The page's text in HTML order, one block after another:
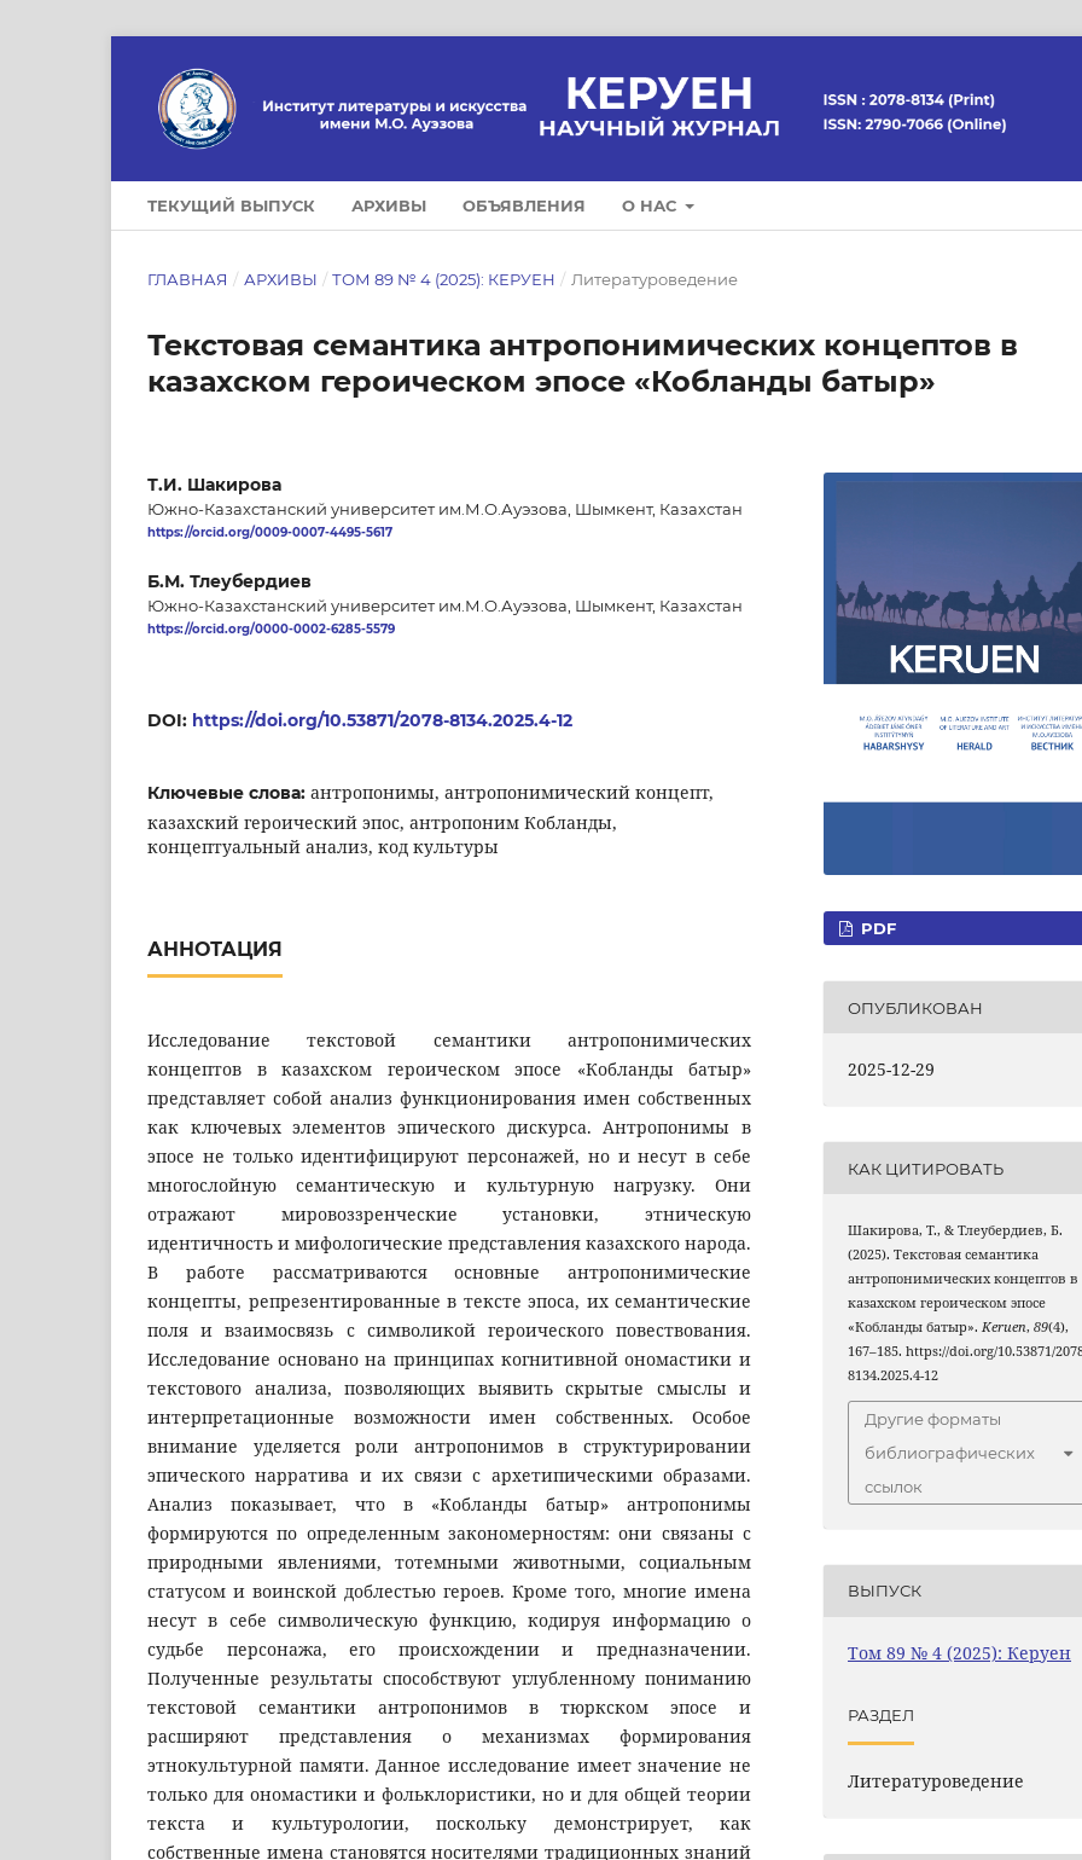
ТЕКУЩИЙ ВЫПУСК АРХИВЫ ОБЪЯВЛЕНИЯ О НАС
ГЛАВНАЯ / АРХИВЫ / ТОМ 89 № 4 (2025): КЕРУЕН / Литературоведение
Текстовая семантика антропонимических концептов в
казахском героическом эпосе «Кобланды батыр»
Т.И. Шакирова
Южно-Казахстанский университет им.М.О.Ауэзова, Шымкент, Казахстан
https://orcid.org/0009-0007-4495-5617
Б.М. Тлеубердиев
Южно-Казахстанский университет им.М.О.Ауэзова, Шымкент, Казахстан
https://orcid.org/0000-0002-6285-5579
DOI: https://doi.org/10.53871/2078-8134.2025.4-12
Ключевые слова: антропонимы, антропонимический концепт,
казахский героический эпос, антропоним Кобланды,
концептуальный анализ, код культуры
АННОТАЦИЯ
Исследование текстовой семантики антропонимических
концептов в казахском героическом эпосе «Кобланды батыр»
представляет собой анализ функционирования имен собственных
как ключевых элементов эпического дискурса. Антропонимы в
эпосе не только идентифицируют персонажей, но и несут в себе
многослойную семантическую и культурную нагрузку. Они
отражают мировоззренческие установки, этническую
идентичность и мифологические представления казахского народа.
В работе рассматриваются основные антропонимические
концепты, репрезентированные в тексте эпоса, их семантические
поля и взаимосвязь с символикой героического повествования.
Исследование основано на принципах когнитивной ономастики и
текстового анализа, позволяющих выявить скрытые смыслы и
интерпретационные возможности имен собственных. Особое
внимание уделяется роли антропонимов в структурировании
эпического нарратива и их связи с архетипическими образами.
Анализ показывает, что в «Кобланды батыр» антропонимы
формируются по определенным закономерностям: они связаны с
природными явлениями, тотемными животными, социальным
статусом и воинской доблестью героев. Кроме того, многие имена
несут в себе символическую функцию, кодируя информацию о
судьбе персонажа, его происхождении и предназначении.
Полученные результаты способствуют углубленному пониманию
текстовой семантики антропонимов в тюркском эпосе и
расширяют представления о механизмах формирования
этнокультурной памяти. Данное исследование имеет значение не
только для ономастики и фольклористики, но и для общей теории
текста и культурологии, поскольку демонстрирует, как
собственные имена становятся носителями традиционных знаний
PDF
ОПУБЛИКОВАН
2025-12-29
КАК ЦИТИРОВАТЬ
Шакирова, Т., & Тлеубердиев, Б.
(2025). Текстовая семантика
антропонимических концептов в
казахском героическом эпосе
«Кобланды батыр».Keruen,89(4),
167–185. https://doi.org/10.53871/
8134.2025.4-12
Другие форматы
библиографических
ссылок
ВЫПУСК
Том 89 № 4 (2025): Керуен
РАЗДЕЛ
Литературоведение